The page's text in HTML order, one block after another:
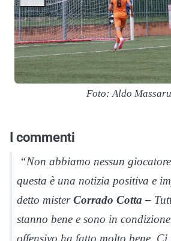
Foto: Aldo
I commenti
“Non abbiamo nessun
questa è una notizia positiva e
detto misterCorrado Cotta –
stanno bene e sono in
offensivo ha fatto molto bene.